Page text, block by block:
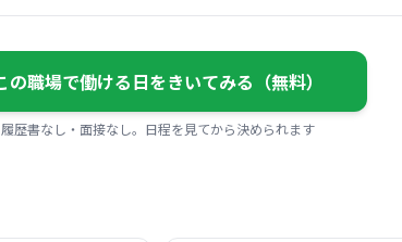
の職場で働ける日をきいてみる（無料）
履歴書なし・面接なし。日程を見てから決められます